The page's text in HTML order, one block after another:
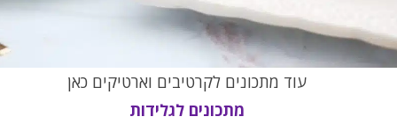
עוד מתכונים לקרטיבים וארטיקים כאן
מתכונים לגלידות